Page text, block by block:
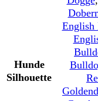
Hunde
Silhouette
English